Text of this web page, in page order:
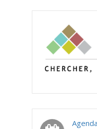
Agenda